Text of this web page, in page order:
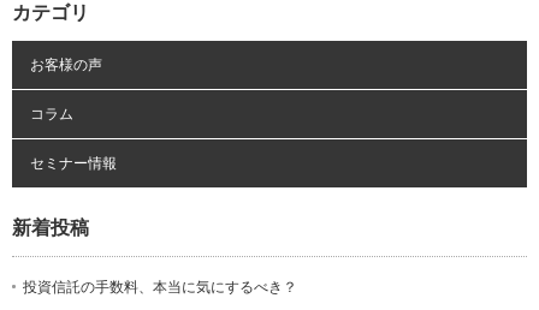
カテゴリ
お客様の声
コラム
セミナー情報
新着投稿
投資信託の手数料、本当に気にするべき？